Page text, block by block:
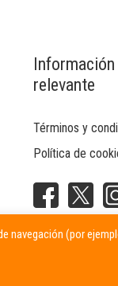
Información
relevante
Términos y
Política de
navegación (por